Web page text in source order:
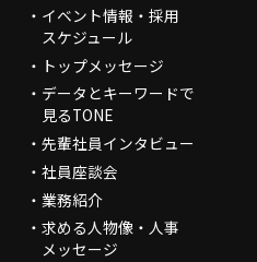
イベント情報・採用
スケジュール
トップメッセージ
データとキーワードで
見るTONE
先輩社員インタビュー
社員座談会
業務紹介
求める人物像・人事
メッセージ